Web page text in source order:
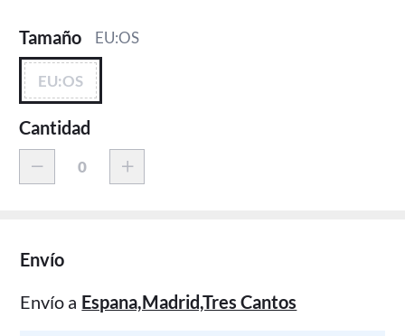
Tamaño EU:OS
EU:OS
Cantidad
Envío
Envío a Espana,Madrid,Tres Cantos